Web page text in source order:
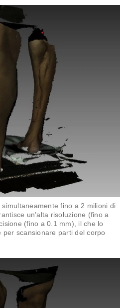
fino a 2 milioni di
un’alta risoluzione (fino a
(fino a 0.1 mm), il che lo
per scansionare parti del corpo